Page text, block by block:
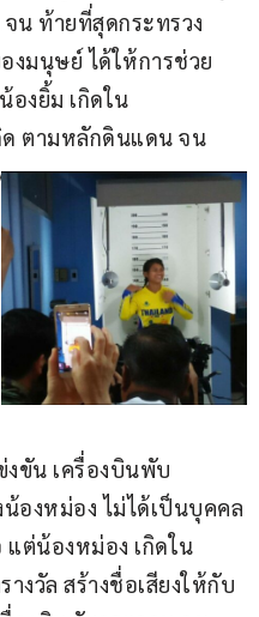
น ท้ายที่สุดกระทรวง
มนุษย์ ได้ให้การช่วย
องยิ้ม เกิดใน
ด ตามหลักดินแดน จน
ย
ขัน เครื่องบินพับ
องหม่อง ไม่ได้เป็นบุคคล
ต่น้องหม่อง เกิดใน
งวัล สร้างชื่อเสียงให้กับ